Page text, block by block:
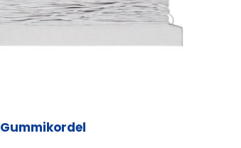
Gummikordel